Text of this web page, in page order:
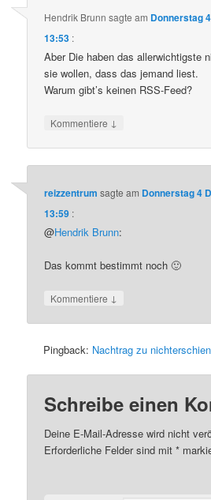
Hendrik Brunn sagte am Donnerstag
13:53 :
Aber Die haben das allerwichtigste
sie wollen, dass das jemand liest.
Warum gibt’s keinen RSS-Feed?
Kommentiere ↓
reizzentrum sagte am Donnerstag 4
13:59 :
@Hendrik Brunn:
Das kommt bestimmt noch 🙂
Kommentiere ↓
Pingback: Nachtrag zu
Schreibe einen
Deine E-Mail-Adresse wird nicht
Erforderliche Felder sind mit*